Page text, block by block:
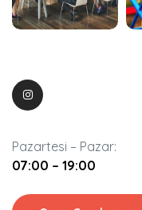
Pazartesi – Pazar:
07:00 – 19:00